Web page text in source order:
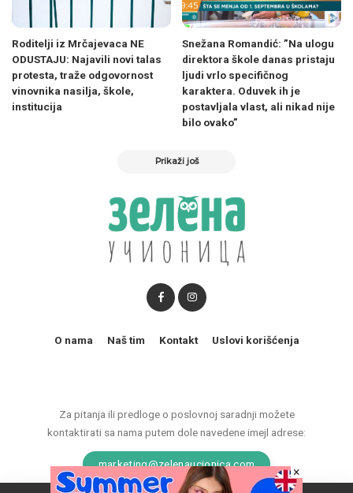
Roditelji iz Mrčajevaca NE
ODUSTAJU: Najavili novi talas
protesta, traže odgovornost
vinovnika nasilja, škole,
institucija
Snežana Romandić: ”Na ulogu
direktora škole danas pristaju
ljudi vrlo specifičnog
karaktera. Oduvek ih je
postavljala vlast, ali nikad nije
bilo ovako”
Prikaži još
Za pitanja ili predloge o poslovnoj saradnji možete
kontaktirati sa nama putem dole navedene imejl adrese:
marketing@zelenaucionica.com
O nama Naš tim Kontakt Uslovi korišćenja
×